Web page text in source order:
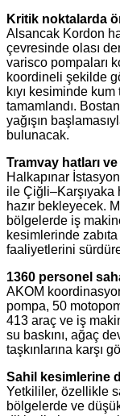
Kritik noktalarda
Alsancak Kordon
çevresinde olası
varisco pompaları
koordineli şekilde
kıyı kesiminde
tamamlandı.
yağışın
bulunacak.
Tramvay hatları
Halkapınar
ile Çiğli–Karşıyaka
hazır bekleyecek.
bölgelerde iş
kesimlerinde
faaliyetlerini
1360 personel
AKOM
pompa, 50
413 araç ve iş
su baskını, ağaç
taşkınlarına karşı
Sahil kesimlerine
Yetkililer, özellikle
bölgelerde ve